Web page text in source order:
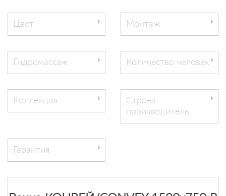
Цвет Монтаж
Гидромассаж Количество человек
Коллекция
Страна
производитель
Гарантия